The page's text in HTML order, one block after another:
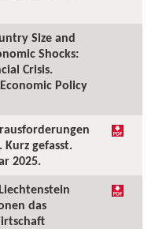
Size and
Shocks:
Crisis.
Policy
gefasst.
2025.
das